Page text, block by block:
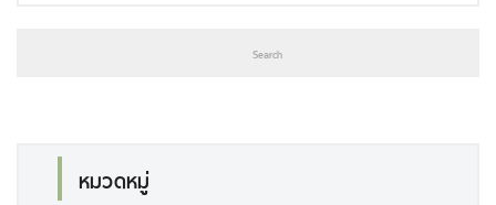
หมวดหมู่